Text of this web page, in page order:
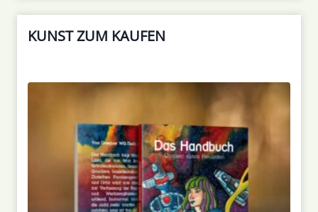
KUNST ZUM KAUFEN